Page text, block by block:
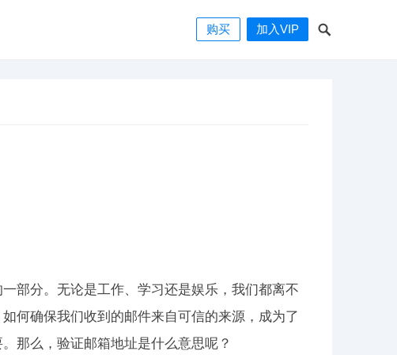
购买 加入VIP
部分。无论是工作、学习还是娱乐，我们都离不
何确保我们收到的邮件来自可信的来源，成为了
那么，验证邮箱地址是什么意思呢？